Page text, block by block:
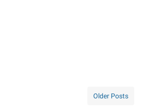
Older Posts